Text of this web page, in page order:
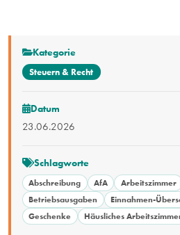
Kategorie
Steuern & Recht
Datum
23.06.2026
Schlagworte
Abschreibung AfA Arbeitszimmer
Betriebsausgaben
Einnahmen-
Geschenke
Häusliches